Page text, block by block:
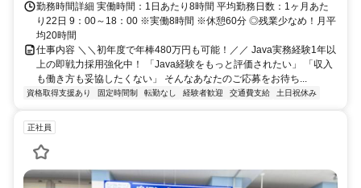
勤務時間詳細 実働時間：1日あたり8時間 平均勤務日数：1ヶ月あた
り22日 9：00～18：00 ※実働8時間 ※休憩60分 ◎残業少なめ！月平
均20時間
仕事内容 ＼＼初年度で年棒480万円も可能！／／ Java実務経験1年以
上の即戦力採用強化中！ 「Java経験をもっと評価されたい」 「収入
も働き方も妥協したくない」 そんなあなたのご応募をお待ち...
資格取得支援あり 固定時間制 転勤なし 経験者歓迎 交通費支給 土日祝休み
正社員